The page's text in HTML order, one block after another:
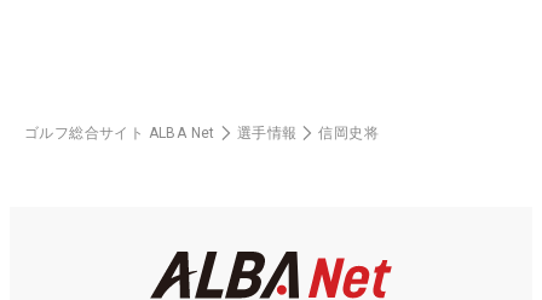
ゴルフ総合サイト ALBA Net 選手情報 信岡史将